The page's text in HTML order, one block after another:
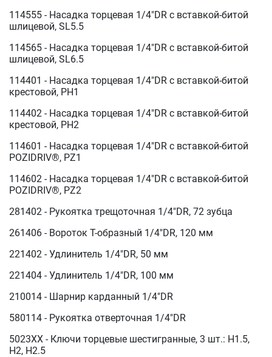
114555 - Насадка торцевая 1/4"DR с вставкой-битой
шлицевой, SL5.5
114565 - Насадка торцевая 1/4"DR с вставкой-битой
шлицевой, SL6.5
114401 - Насадка торцевая 1/4"DR с вставкой-битой
крестовой, РН1
114402 - Насадка торцевая 1/4"DR с вставкой-битой
крестовой, РН2
114601 - Насадка торцевая 1/4"DR с вставкой-битой
POZIDRIV®, PZ1
114602 - Насадка торцевая 1/4"DR с вставкой-битой
POZIDRIV®, PZ2
281402 - Рукоятка трещоточная 1/4"DR, 72 зубца
261406 - Вороток Т-образный 1/4"DR, 120 мм
221402 - Удлинитель 1/4"DR, 50 мм
221404 - Удлинитель 1/4"DR, 100 мм
210014 - Шарнир карданный 1/4"DR
580114 - Рукоятка отверточная 1/4"DR
5023XX - Ключи торцевые шестигранные, 3 шт.: H1.5,
H2, H2.5